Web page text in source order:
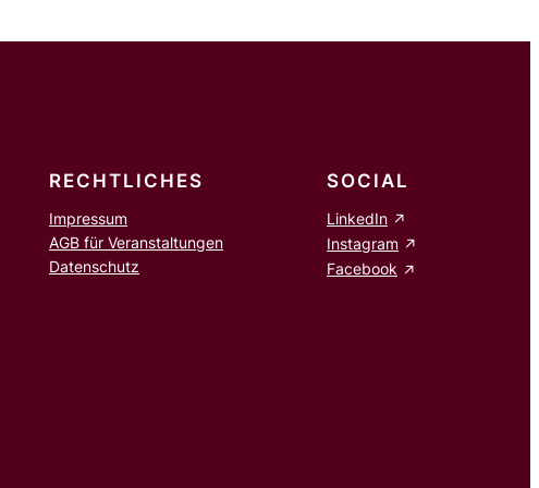
RECHTLICHES
Impressum
AGB für Veranstaltungen
Datenschutz
SOCIAL
LinkedIn
Instagram
Facebook